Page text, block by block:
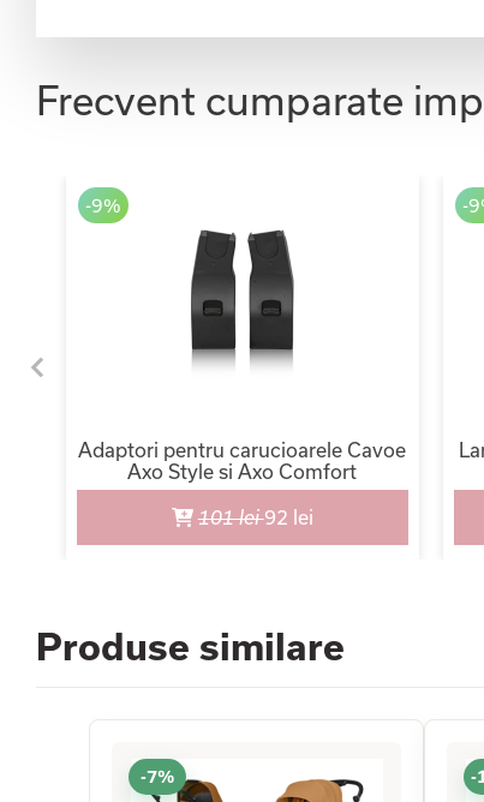
Frecvent cumparate
Adaptori pentru carucioarele Cavoe
Axo Style si Axo Comfort
-9%
101 lei92 lei
-
Produse similare
-7% -